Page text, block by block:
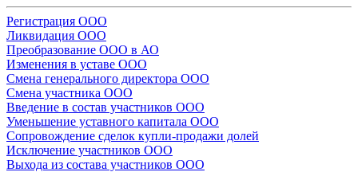
Регистрация ООО
Ликвидация ООО
Преобразование ООО в АО
Изменения в уставе ООО
Смена генерального директора ООО
Смена участника ООО
Введение в состав участников ООО
Уменьшение уставного капитала ООО
Сопровождение сделок купли-продажи долей
Исключение участников ООО
Выхода из состава участников ООО